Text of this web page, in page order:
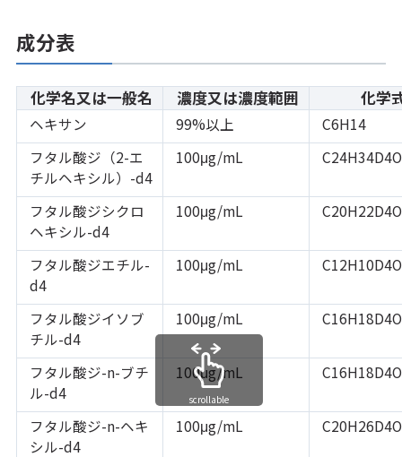
成分表
化学名又は一般名 濃度又は濃度範囲 化学
ヘキサン 99%以上
C6H14
フタル酸ジ（2-エ
チルヘキシル）-d4
100μg/mL
フタル酸ジシクロ
ヘキシル-d4
100μg/mL
フタル酸ジエチル-
d4
100μg/mL
フタル酸ジイソブ
チル-d4
100μg/mL
フタル酸ジ-n-ブチ
ル-d4
100μg/mL
フタル酸ジ-n-ヘキ
シル-d4
100μg/mL
scrollable